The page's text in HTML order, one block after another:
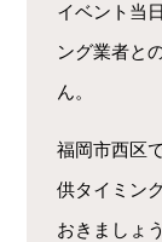
イベント当
ング業者と
ん。
福岡市西区
供タイミン
おきましょう